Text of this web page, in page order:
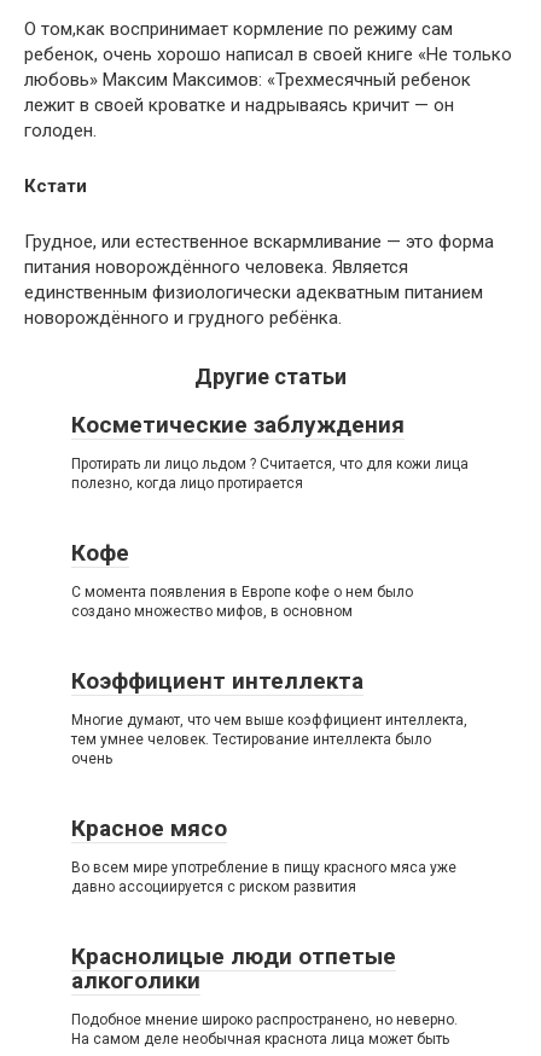
О том,как воспринимает кормление по режиму сам
ребенок, очень хорошо написал в своей книге «Не только
любовь» Максим Максимов: «Трехмесячный ребенок
лежит в своей кроватке и надрываясь кричит — он
голоден.
Кстати
Грудное, или естественное вскармливание — это форма
питания новорождённого человека. Является
единственным физиологически адекватным питанием
новорождённого и грудного ребёнка.
Другие статьи
Косметические заблуждения
Протирать ли лицо льдом ? Считается, что для кожи лица
полезно, когда лицо протирается
Кофе
С момента появления в Европе кофе о нем было
создано множество мифов, в основном
Коэффициент интеллекта
Многие думают, что чем выше коэффициент интеллекта,
тем умнее человек. Тестирование интеллекта было
очень
Красное мясо
Во всем мире употребление в пищу красного мяса уже
давно ассоциируется с риском развития
Краснолицые люди отпетые
алкоголики
Подобное мнение широко распространено, но неверно.
На самом деле необычная краснота лица может быть